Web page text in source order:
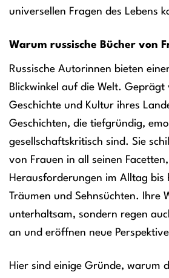
universellen Fragen des Lebens
Warum russische Bücher von
Russische Autorinnen bieten
Blickwinkel auf die Welt. Geprägt
Geschichte und Kultur ihres
Geschichten, die tiefgründig,
gesellschaftskritisch sind. Sie
von Frauen in all seinen
Herausforderungen im Alltag bis
Träumen und Sehnsüchten. Ihre
unterhaltsam, sondern regen
an und eröffnen neue
Hier sind einige Gründe, warum